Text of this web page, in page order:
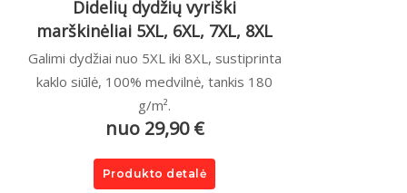
Didelių dydžių vyriški
marškinėliai 5XL, 6XL, 7XL, 8XL
Galimi dydžiai nuo 5XL iki 8XL, sustiprinta
kaklo siūlė, 100% medvilnė, tankis 180
g/m².
nuo 29,90 €
Produkto detalė